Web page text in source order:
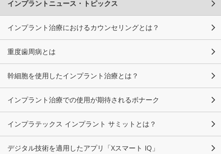
インプラントニュース・トピックス
インプラント治療におけるカウンセリングとは？
重度歯周病とは
幹細胞を使用したインプラント治療とは？
インプラント治療での使用が期待されるボナーク
インプラテックス インプラント サミットとは？
デジタル技術を適用したアプリ「Xスマート IQ」